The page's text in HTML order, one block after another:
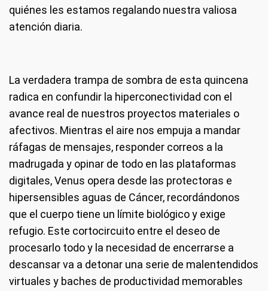
quiénes les estamos regalando nuestra valiosa
atención diaria.
La verdadera trampa de sombra de esta quincena
radica en confundir la hiperconectividad con el
avance real de nuestros proyectos materiales o
afectivos. Mientras el aire nos empuja a mandar
ráfagas de mensajes, responder correos a la
madrugada y opinar de todo en las plataformas
digitales, Venus opera desde las protectoras e
hipersensibles aguas de Cáncer, recordándonos
que el cuerpo tiene un límite biológico y exige
refugio. Este cortocircuito entre el deseo de
procesarlo todo y la necesidad de encerrarse a
descansar va a detonar una serie de malentendidos
virtuales y baches de productividad memorables